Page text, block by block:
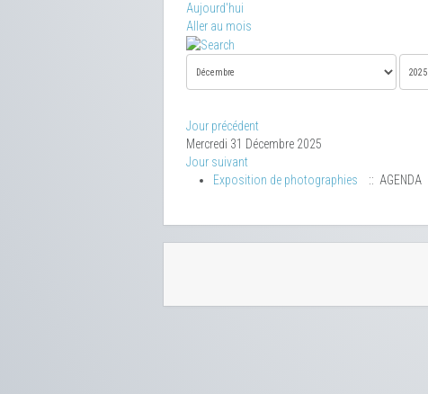
Aujourd'hui
Aller au mois
Jour précédent
Mercredi 31 Décembre 2025
Jour suivant
Exposition de photographies
:: AGENDA